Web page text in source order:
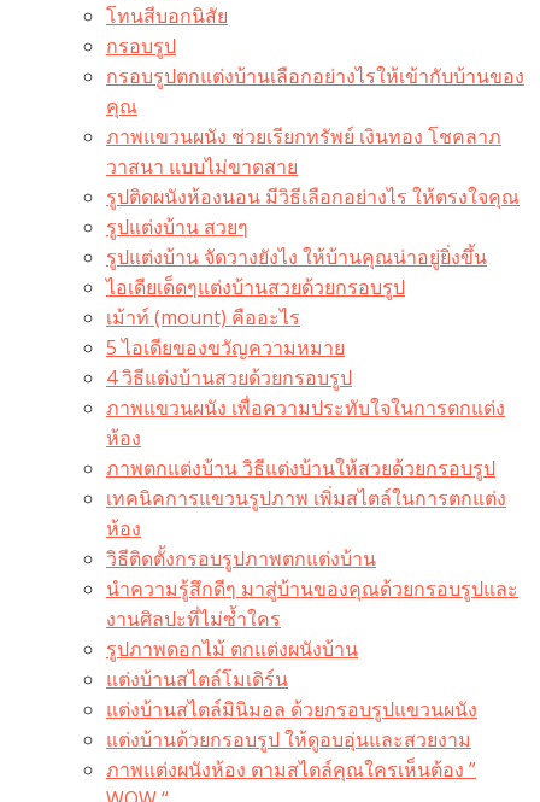
โทนสีบอกนิสัย
กรอบรูป
กรอบรูปตกแต่งบ้านเลือกอย่างไรให้เข้ากับบ้านของ
คุณ
ภาพแขวนผนัง ช่วยเรียกทรัพย์ เงินทอง โชคลาภ
วาสนา แบบไม่ขาดสาย
รูปติดผนังห้องนอน มีวิธีเลือกอย่างไร ให้ตรงใจคุณ
รูปแต่งบ้าน สวยๆ
รูปแต่งบ้าน จัดวางยังไง ให้บ้านคุณน่าอยู่ยิ่งขึ้น
ไอเดียเด็ดๆแต่งบ้านสวยด้วยกรอบรูป
เม้าท์ (mount) คืออะไร​
5 ไอเดียของขวัญความหมาย
4 วิธีแต่งบ้านสวยด้วยกรอบรูป
ภาพแขวนผนัง เพื่อความประทับใจในการตกแต่ง
ห้อง
ภาพตกแต่งบ้าน วิธีแต่งบ้านให้สวยด้วยกรอบรูป
เทคนิคการแขวนรูปภาพ เพิ่มสไตล์ในการตกแต่ง
ห้อง
วิธีติดตั้งกรอบรูปภาพตกแต่งบ้าน
นำความรู้สึกดีๆ มาสู่บ้านของคุณด้วยกรอบรูปและ
งานศิลปะที่ไม่ซ้ำใคร
รูปภาพดอกไม้ ตกแต่งผนังบ้าน
แต่งบ้านสไตล์โมเดิร์น
แต่งบ้านสไตล์มินิมอล ด้วยกรอบรูปแขวนผนัง
แต่งบ้านด้วยกรอบรูป ให้ดูอบอุ่นและสวยงาม
ภาพแต่งผนังห้อง ตามสไตล์คุณใครเห็นต้อง ”